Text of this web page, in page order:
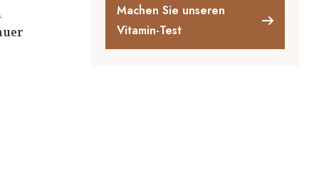
Machen Sie unseren
Vitamin-Test